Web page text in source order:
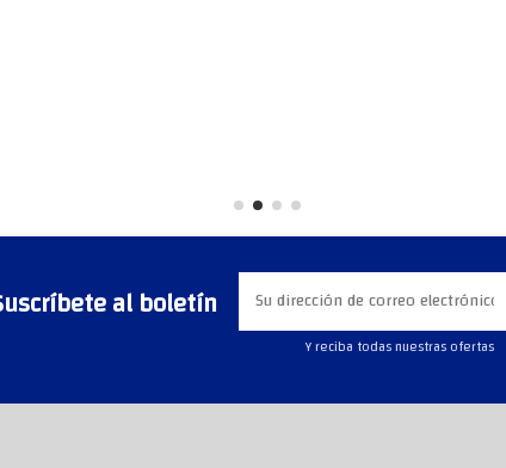
al boletín
Y reciba todas nuestras ofertas